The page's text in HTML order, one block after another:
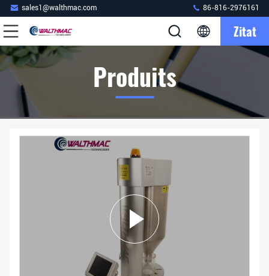
sales1@walthmac.com 86-816-2976161
Zitat
Produits